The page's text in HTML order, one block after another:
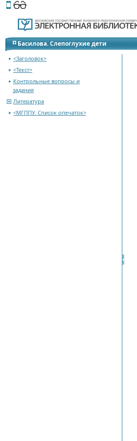
Этот сайт поддерживает
Басилова. Слепоглухие дети
<Заголовок>
<Текст>
Контрольные вопросы и
задания
Литература
<МГППУ. Список опечаток>